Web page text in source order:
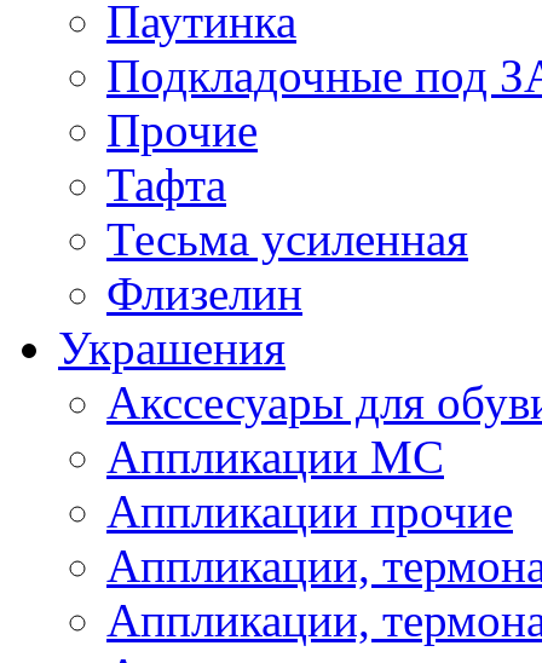
Паутинка
Подкладочные под
Прочие
Тафта
Тесьма усиленная
Флизелин
Украшения
Акссесуары для
Аппликации МС
Аппликации прочие
Аппликации,
Аппликации,